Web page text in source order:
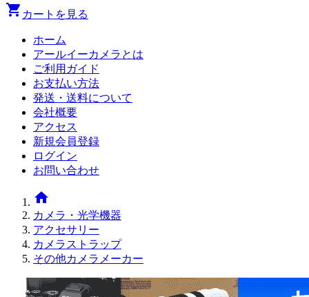
shopping_cart カートを見る
ホーム
アールイーカメラとは
ご利用ガイド
お支払い方法
発送・送料について
会社概要
アクセス
新規会員登録
ログイン
お問い合わせ
home
カメラ・光学機器
アクセサリー
カメラストラップ
その他カメラメーカー